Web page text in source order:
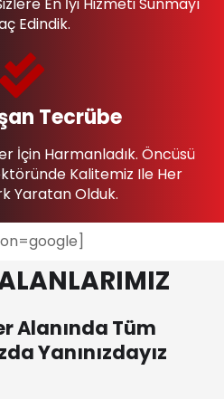
Tecrübe
İçin Harmanladık. Öncüsü
Kalitemiz Ile Her
Yaratan Olduk.
Edindik.
Alanında Tüm
Yanınızdayız